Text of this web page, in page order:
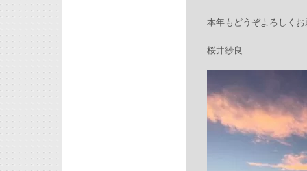
本年もどうぞよろしく
桜井紗良